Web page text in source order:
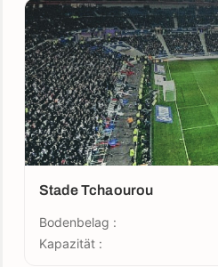
Stade Tchaourou
Bodenbelag :
Kapazität :